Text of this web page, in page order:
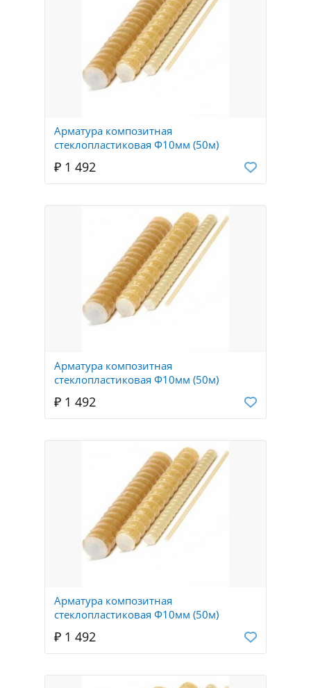
Арматура композитная
стеклопластиковая Ф10мм (50м)
₽ 1 492
Арматура композитная
стеклопластиковая Ф10мм (50м)
₽ 1 492
Арматура композитная
стеклопластиковая Ф10мм (50м)
₽ 1 492